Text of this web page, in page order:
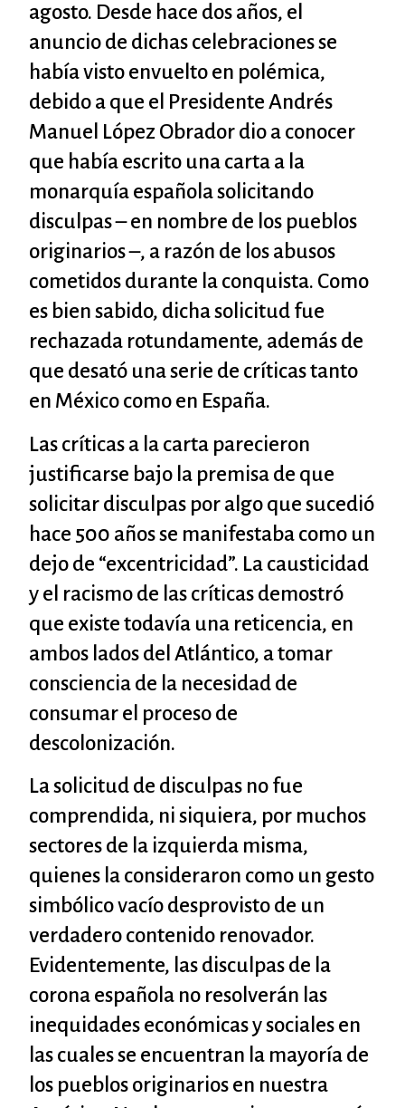
agosto. Desde hace dos años, el
anuncio de dichas celebraciones se
había visto envuelto en polémica,
debido a que el Presidente Andrés
Manuel López Obrador dio a conocer
que había escrito una carta a la
monarquía española solicitando
disculpas – en nombre de los pueblos
originarios –, a razón de los abusos
cometidos durante la conquista. Como
es bien sabido, dicha solicitud fue
rechazada rotundamente, además de
que desató una serie de críticas tanto
en México como en España.
Las críticas a la carta parecieron
justificarse bajo la premisa de que
solicitar disculpas por algo que sucedió
hace 500 años se manifestaba como un
dejo de “excentricidad”. La causticidad
y el racismo de las críticas demostró
que existe todavía una reticencia, en
ambos lados del Atlántico, a tomar
consciencia de la necesidad de
consumar el proceso de
descolonización.
La solicitud de disculpas no fue
comprendida, ni siquiera, por muchos
sectores de la izquierda misma,
quienes la consideraron como un gesto
simbólico vacío desprovisto de un
verdadero contenido renovador.
Evidentemente, las disculpas de la
corona española no resolverán las
inequidades económicas y sociales en
las cuales se encuentran la mayoría de
los pueblos originarios en nuestra